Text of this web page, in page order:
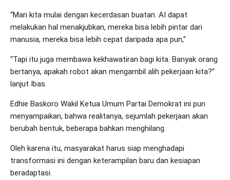
“Mari kita mulai dengan kecerdasan buatan. AI dapat
melakukan hal menakjubkan, mereka bisa lebih pintar dari
manusia, mereka bisa lebih cepat daripada apa pun,”
“Tapi itu juga membawa kekhawatiran bagi kita. Banyak orang
bertanya, apakah robot akan mengambil alih pekerjaan kita?”
lanjut Ibas.
Edhie Baskoro Wakil Ketua Umum Partai Demokrat ini pun
menyampaikan, bahwa realitanya, sejumlah pekerjaan akan
berubah bentuk, beberapa bahkan menghilang.
Oleh karena itu, masyarakat harus siap menghadapi
transformasi ini dengan keterampilan baru dan kesiapan
beradaptasi.